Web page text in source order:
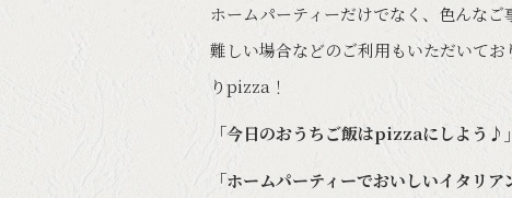
ホームパーティーだけでなく、色んな
難しい場合などのご利用もいただいて
りpizza！
「今日のおうちご飯はpizzaにしよう♪」
「ホームパーティーでおいしいイタリ